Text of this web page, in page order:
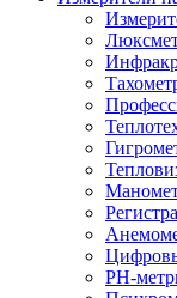
PH-